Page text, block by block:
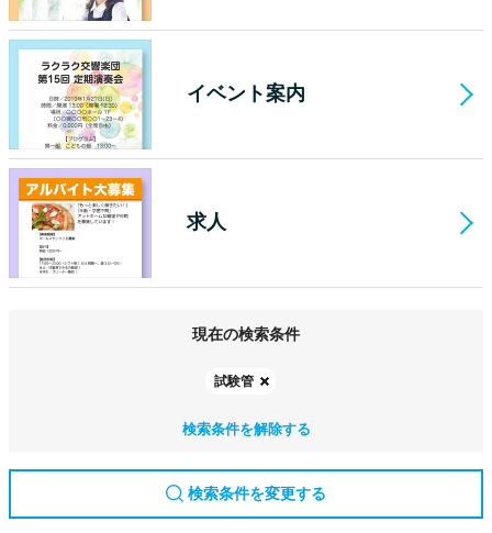
イベント案内
求人
現在の検索条件
試験管
検索条件を解除する
検索条件を変更する